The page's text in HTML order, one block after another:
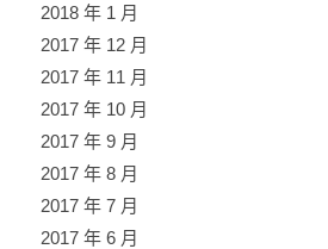
2018 年 1 月
2017 年 12 月
2017 年 11 月
2017 年 10 月
2017 年 9 月
2017 年 8 月
2017 年 7 月
2017 年 6 月